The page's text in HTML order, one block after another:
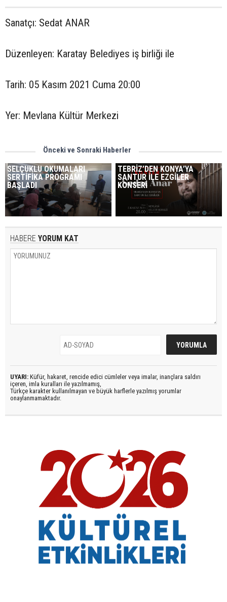
Sanatçı: Sedat ANAR
Düzenleyen: Karatay Belediyes iş birliği ile
Tarih: 05 Kasım 2021 Cuma 20:00
Yer: Mevlana Kültür Merkezi
Önceki ve Sonraki Haberler
SELÇUKLU OKUMALARI
SERTİFİKA PROGRAMI
BAŞLADI
TEBRİZ’DEN KONYA’YA
SANTUR İLE EZGİLER
KONSERİ
HABERE YORUM KAT
UYARI: Küfür, hakaret, rencide edici cümleler veya imalar, inançlara saldırı
içeren, imla kuralları ile yazılmamış,
Türkçe karakter kullanılmayan ve büyük harflerle yazılmış yorumlar
onaylanmamaktadır.